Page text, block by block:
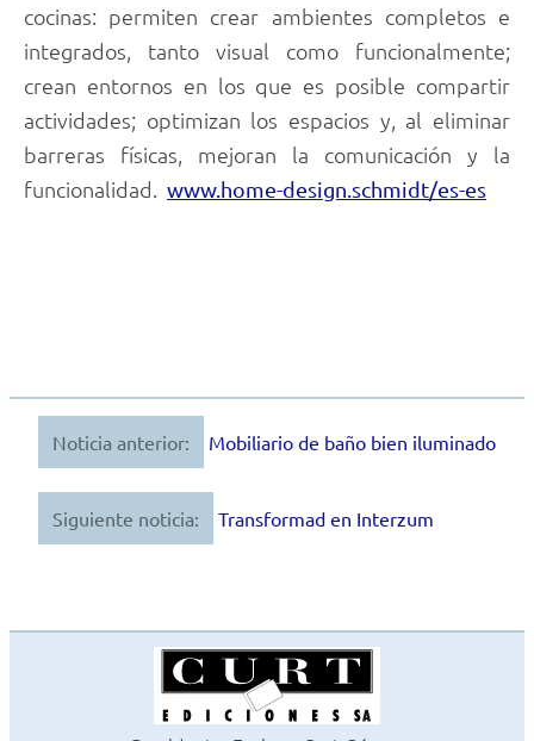
cocinas: permiten crear ambientes completos e
integrados, tanto visual como funcionalmente;
crean entornos en los que es posible compartir
actividades; optimizan los espacios y, al eliminar
barreras físicas, mejoran la comunicación y la
funcionalidad. www.home-design.schmidt/es-es
Navegación
de
entradas
Noticia anterior: Mobiliario de baño bien iluminado
Siguiente noticia: Transformad en Interzum